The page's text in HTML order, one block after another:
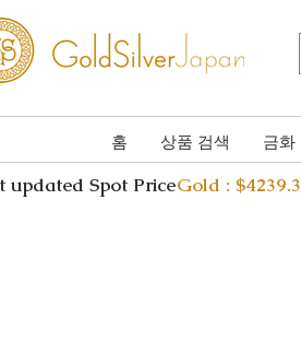
홈 상품 검색 금화
updated Spot PriceGold :